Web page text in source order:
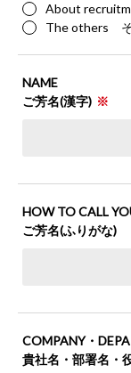
About
The others
NAME
ご芳名(漢字)
HOW TO CALL
ご芳名(ふりがな)
COMPANY・
貴社名・部署名・